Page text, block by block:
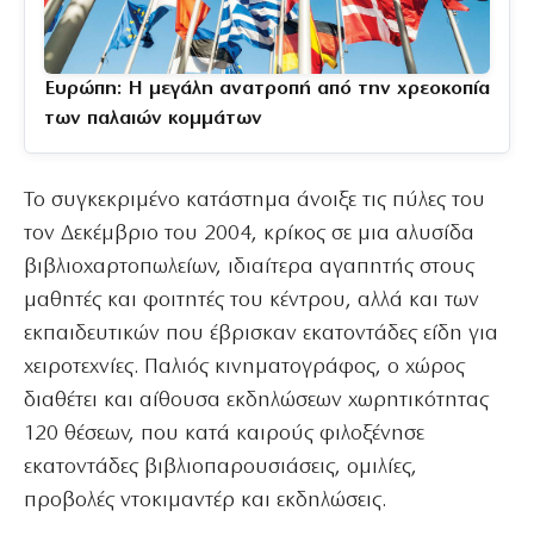
Ευρώπη: Η μεγάλη ανατροπή από την χρεοκοπία
των παλαιών κομμάτων
Το συγκεκριμένο κατάστημα άνοιξε τις πύλες του
τον Δεκέμβριο του 2004, κρίκος σε μια αλυσίδα
βιβλιοχαρτοπωλείων, ιδιαίτερα αγαπητής στους
μαθητές και φοιτητές του κέντρου, αλλά και των
εκπαιδευτικών που έβρισκαν εκατοντάδες είδη για
χειροτεχνίες. Παλιός κινηματογράφος, ο χώρος
διαθέτει και αίθουσα εκδηλώσεων χωρητικότητας
120 θέσεων, που κατά καιρούς φιλοξένησε
εκατοντάδες βιβλιοπαρουσιάσεις, ομιλίες,
προβολές ντοκιμαντέρ και εκδηλώσεις.